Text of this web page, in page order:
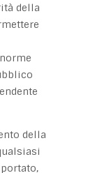
della
della